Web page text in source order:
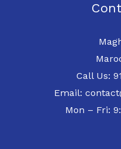
Call Us:
Email:
Mon – Fri: